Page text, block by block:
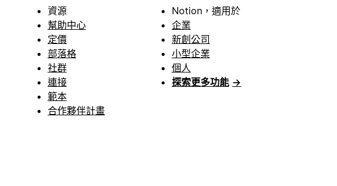
資源
幫助中心
定價
部落格
社群
連接
範本
合作夥伴計畫
Notion，適用於
企業
新創公司
小型企業
個人
探索更多功能 →